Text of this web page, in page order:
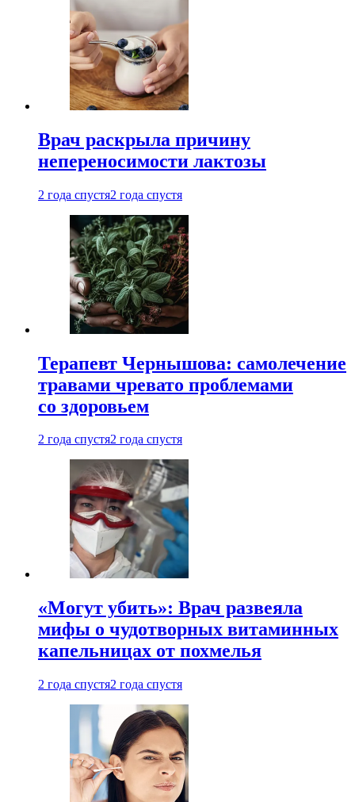
Врач раскрыла причину
непереносимости лактозы
2 года спустя2 года спустя
Терапевт Чернышова: самолечение
травами чревато проблемами
со здоровьем
2 года спустя2 года спустя
«Могут убить»: Врач развеяла
мифы о чудотворных витаминных
капельницах от похмелья
2 года спустя2 года спустя